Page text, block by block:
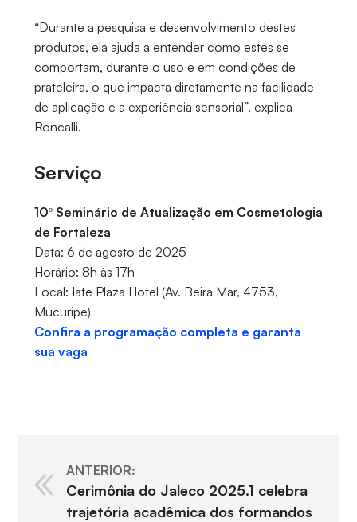
“Durante a pesquisa e desenvolvimento destes
produtos, ela ajuda a entender como estes se
comportam, durante o uso e em condições de
prateleira, o que impacta diretamente na facilidade
de aplicação e a experiência sensorial”, explica
Roncalli.
Serviço
10º Seminário de Atualização em Cosmetologia
de Fortaleza
Data: 6 de agosto de 2025
Horário: 8h às 17h
Local: Iate Plaza Hotel (Av. Beira Mar, 4753,
Mucuripe)
Confira a programação completa e garanta
sua vaga
ANTERIOR:
Cerimônia do Jaleco 2025.1 celebra
trajetória acadêmica dos formandos